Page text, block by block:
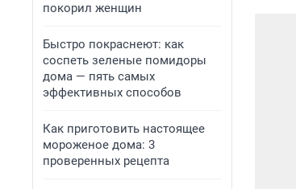
покорил женщин
Быстро покраснеют: как
соспеть зеленые помидоры
дома — пять самых
эффективных способов
Как приготовить настоящее
мороженое дома: 3
проверенных рецепта